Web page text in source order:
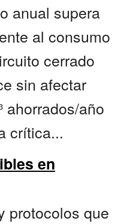
anual supera
al consumo
cerrado
sin afectar
ahorrados/año
crítica...
en
protocolos que